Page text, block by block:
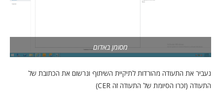
מסומן באדום
נעביר את התעודה מהורדות לתיקיית השיתוף ונרשום את הכתובת של
התעודה (זכרו הסיומת של התעודה זה CER)